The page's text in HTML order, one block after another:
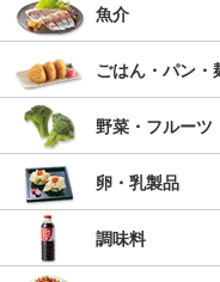
魚介
ごはん・パン・
野菜・フルーツ
卵・乳製品
調味料